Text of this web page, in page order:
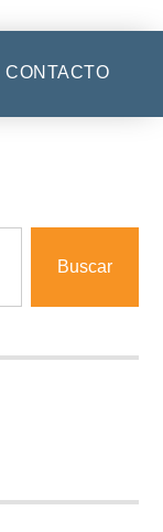
CONTACTO
Buscar